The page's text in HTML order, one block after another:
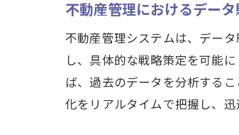
不動産管理におけるデー
不動産管理システムは、デー
し、具体的な戦略策定を可能
ば、過去のデータを分析する
化をリアルタイムで把握し、